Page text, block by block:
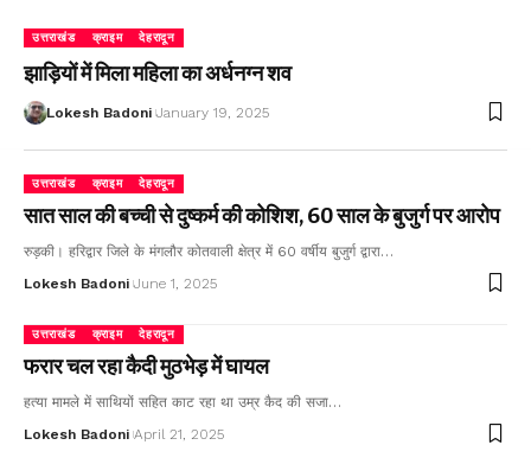
उत्तराखंड क्राइम देहरादून
झाड़ियों में मिला महिला का अर्धनग्न शव
Lokesh Badoni January 19, 2025
उत्तराखंड क्राइम देहरादून
सात साल की बच्ची से दुष्कर्म की कोशिश, 60 साल के बुजुर्ग पर आरोप
रुड़की। हरिद्वार जिले के मंगलौर कोतवाली क्षेत्र में 60 वर्षीय बुजुर्ग द्वारा…
Lokesh Badoni June 1, 2025
उत्तराखंड क्राइम देहरादून
फरार चल रहा कैदी मुठभेड़ में घायल
हत्या मामले में साथियों सहित काट रहा था उम्र कैद की सजा…
Lokesh Badoni April 21, 2025